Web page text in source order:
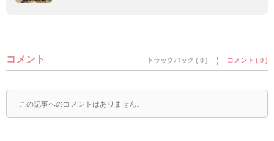
コメント トラックバック ( 0 ) コメント ( 0 )
この記事へのコメントはありません。